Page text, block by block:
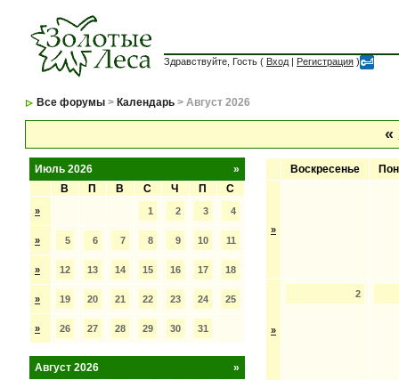
Здравствуйте, Гость ( Вход | Регистрация )
Все форумы > Календарь > Август 2026
«
»
Июль 2026
В
П В С Ч П С
» 1 2 3 4
» 5 6 7 8 9 10 11
» 12 13 14 15 16 17 18
» 19 20 21 22 23 24 25
» 26 27 28 29 30 31
»
Август 2026
Воскресенье
»
»
2